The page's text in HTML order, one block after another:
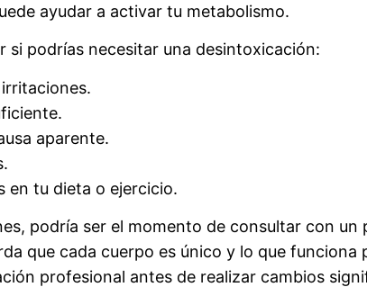
ayudar a activar tu metabolismo.
si podrías necesitar una desintoxicación:
aparente.
en tu dieta o ejercicio.
podría ser el momento de consultar con
que cada cuerpo es único y lo que funciona
profesional antes de realizar cambios